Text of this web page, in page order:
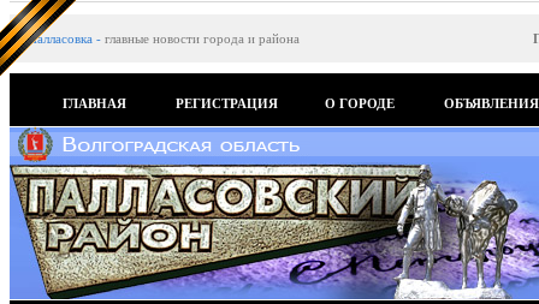
Палласовка - главные новости города и района
ГЛАВНАЯ РЕГИСТРАЦИЯ О ГОРОДЕ ОБЪЯВЛЕНИЯ